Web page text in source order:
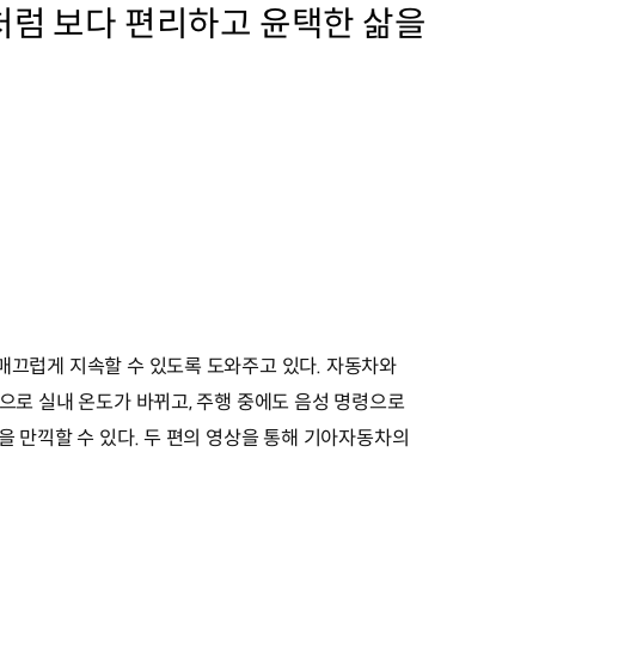
보다 편리하고 윤택한 삶을
럽게 지속할 수 있도록 도와주고 있다. 자동차와
로 실내 온도가 바뀌고, 주행 중에도 음성 명령으로
만끽할 수 있다. 두 편의 영상을 통해 기아자동차의